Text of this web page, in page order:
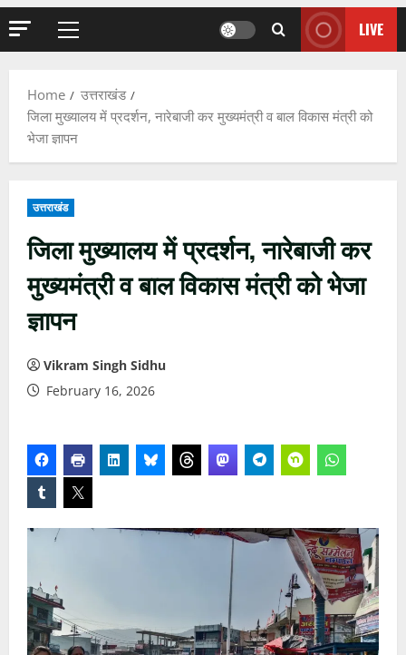
Primary
LIVE
Home
उत्तराखंड
जिला मुख्यालय में प्रदर्शन, नारेबाजी कर मुख्यमंत्री व बाल विकास मंत्री को
भेजा ज्ञापन
उत्तराखंड
जिला मुख्यालय में प्रदर्शन, नारेबाजी कर
मुख्यमंत्री व बाल विकास मंत्री को भेजा
ज्ञापन
Vikram Singh Sidhu
February 16, 2026